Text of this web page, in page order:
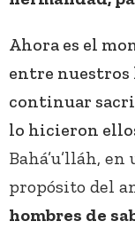
Ahora es el
entre nuestros
continuar
lo hicieron
Bahá’u’lláh,
propósito del
hombres de